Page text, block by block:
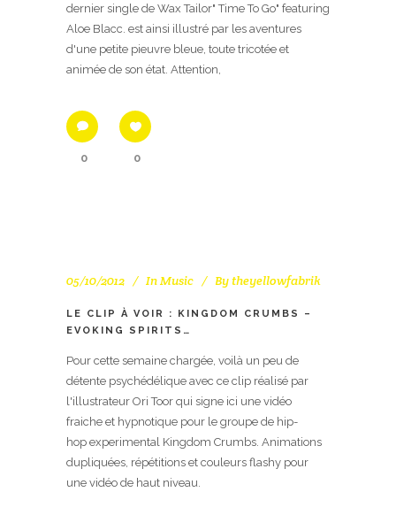
dernier single de Wax Tailor" Time To Go" featuring
Aloe Blacc. est ainsi illustré par les aventures
d'une petite pieuvre bleue, toute tricotée et
animée de son état. Attention,
0 0
05/10/2012 InMusic Bytheyellowfabrik
LE CLIP À VOIR : KINGDOM CRUMBS –
EVOKING SPIRITS…
Pour cette semaine chargée, voilà un peu de
détente psychédélique avec ce clip réalisé par
l'illustrateur Ori Toor qui signe ici une vidéo
fraiche et hypnotique pour le groupe de hip-
hop experimental Kingdom Crumbs. Animations
dupliquées, répétitions et couleurs flashy pour
une vidéo de haut niveau.